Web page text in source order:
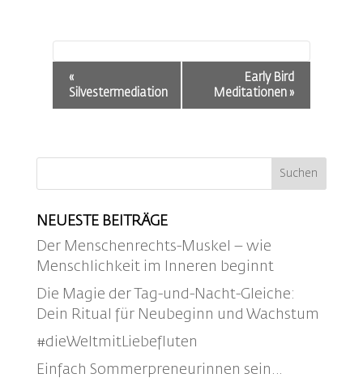
Navigation
«
Silvestermediation
Early Bird
Meditationen»
NEUESTE BEITRÄGE
Der Menschenrechts-Muskel – wie
Menschlichkeit im Inneren beginnt
Die Magie der Tag-und-Nacht-Gleiche:
Dein Ritual für Neubeginn und Wachstum
#dieWeltmitLiebefluten
Einfach Sommerpreneurinnen sein…